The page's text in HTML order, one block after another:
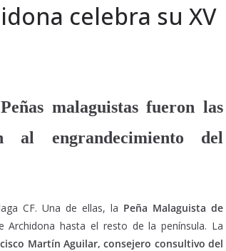
celebra su XV
malaguistas fueron las
al engrandecimiento del
CF. Una de ellas, la Peña Malaguista de
Archidona hasta el resto de la península. La
Martín Aguilar, consejero consultivo del